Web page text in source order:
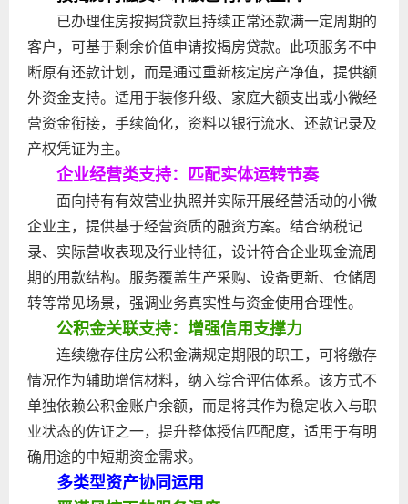
已办理住房按揭贷款且持续正常还款满一定周期的
客户，可基于剩余价值申请按揭房贷款。此项服务不中
断原有还款计划，而是通过重新核定房产净值，提供额
外资金支持。适用于装修升级、家庭大额支出或小微经
营资金衔接，手续简化，资料以银行流水、还款记录及
产权凭证为主。
企业经营类支持：匹配实体运转节奏
面向持有有效营业执照并实际开展经营活动的小微
企业主，提供基于经营资质的融资方案。结合纳税记
录、实际营收表现及行业特征，设计符合企业现金流周
期的用款结构。服务覆盖生产采购、设备更新、仓储周
转等常见场景，强调业务真实性与资金使用合理性。
公积金关联支持：增强信用支撑力
连续缴存住房公积金满规定期限的职工，可将缴存
情况作为辅助增信材料，纳入综合评估体系。该方式不
单独依赖公积金账户余额，而是将其作为稳定收入与职
业状态的佐证之一，提升整体授信匹配度，适用于有明
确用途的中短期资金需求。
多类型资产协同运用